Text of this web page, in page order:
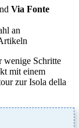
Via Fonte
an
wenige Schritte
mit einem
zur Isola della